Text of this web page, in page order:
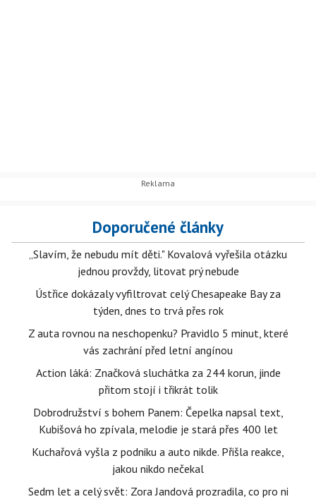
Doporučené články
„Slavím, že nebudu mít děti." Kovalová vyřešila otázku
jednou provždy, litovat prý nebude
Ústřice dokázaly vyfiltrovat celý Chesapeake Bay za
týden, dnes to trvá přes rok
Z auta rovnou na neschopenku? Pravidlo 5 minut, které
vás zachrání před letní angínou
Action láká: Značková sluchátka za 244 korun, jinde
přitom stojí i třikrát tolik
Dobrodružství s bohem Panem: Čepelka napsal text,
Kubišová ho zpívala, melodie je stará přes 400 let
Kuchařová vyšla z podniku a auto nikde. Přišla reakce,
jakou nikdo nečekal
Sedm let a celý svět: Zora Jandová prozradila, co pro ni